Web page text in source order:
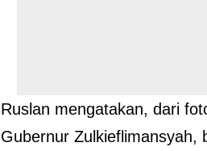
Ruslan mengatakan, dari
Gubernur Zulkieflimansyah,